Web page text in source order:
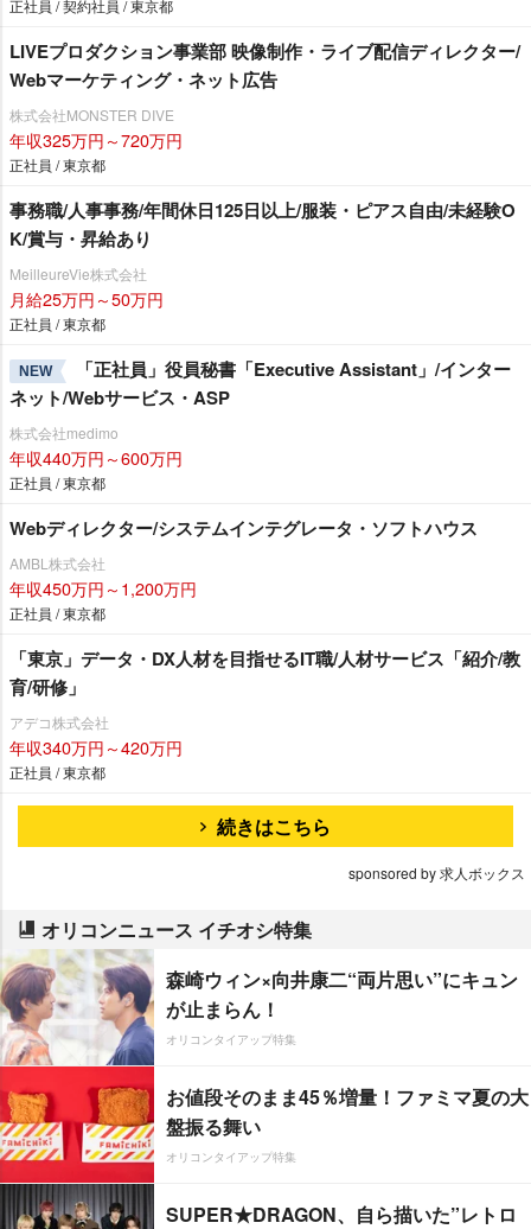
正社員 / 契約社員 / 東京都
LIVEプロダクション事業部 映像制作・ライブ配信ディレクター/
Webマーケティング・ネット広告
株式会社MONSTER DIVE
年収325万円～720万円
正社員 / 東京都
事務職/人事事務/年間休日125日以上/服装・ピアス自由/未経験O
K/賞与・昇給あり
MeilleureVie株式会社
月給25万円～50万円
正社員 / 東京都
NEW
「正社員」役員秘書「Executive Assistant」/インター
ネット/Webサービス・ASP
株式会社medimo
年収440万円～600万円
正社員 / 東京都
Webディレクター/システムインテグレータ・ソフトハウス
AMBL株式会社
年収450万円～1,200万円
正社員 / 東京都
「東京」データ・DX人材を目指せるIT職/人材サービス「紹介/教
育/研修」
アデコ株式会社
年収340万円～420万円
正社員 / 東京都
続きはこちら
sponsored by 求人ボックス
オリコンニュース イチオシ特集
森崎ウィン×向井康二“両片思い”にキュン
が止まらん！
オリコンタイアップ特集
お値段そのまま45％増量！ファミマ夏の大
盤振る舞い
オリコンタイアップ特集
SUPER★DRAGON、自ら描いた”レトロ